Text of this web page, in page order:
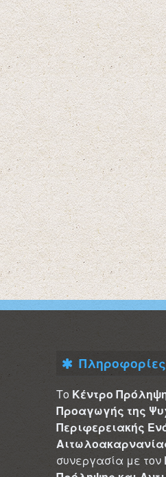
Πληροφορίες
Το Κέντρο
Προαγωγής της
Περιφερειακής
συνεργασία με τον